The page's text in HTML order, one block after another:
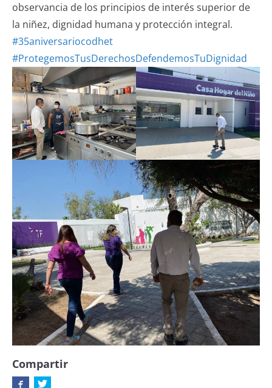
observancia de los principios de interés superior de
la niñez, dignidad humana y protección integral.
#35aniversariocodhet
#ProtegemosTusDerechosDefendemosTuDignidad
Compartir